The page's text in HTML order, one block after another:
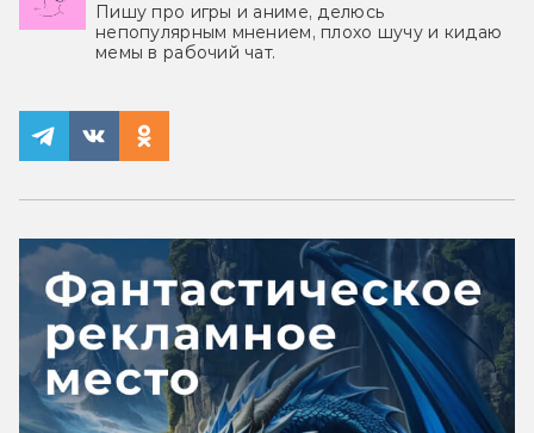
Пишу про игры и аниме, делюсь
непопулярным мнением, плохо шучу и кидаю
мемы в рабочий чат.